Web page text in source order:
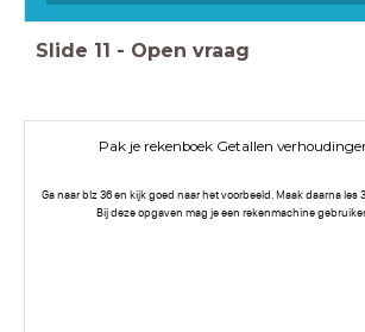
Slide 11 - Open vraag
Pak je rekenboek Getallen
Ga naar blz 36 en kijk goed naar het voorbeeld. Maak daarna les
Bij deze opgaven mag je een rekenmachine